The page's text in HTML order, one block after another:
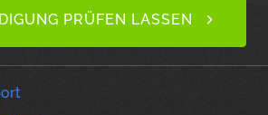
PRÜFEN LASSEN